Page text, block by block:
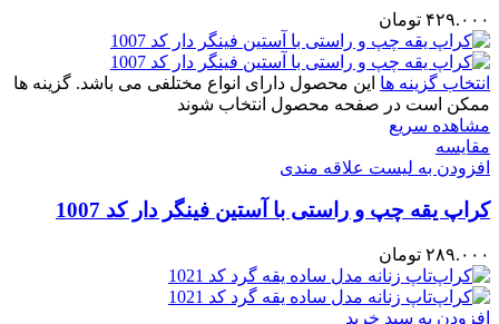
۴۲۹.۰۰۰ تومان
انتخاب گزینه ها این محصول دارای انواع مختلفی می باشد. گزینه ها
ممکن است در صفحه محصول انتخاب شوند
مشاهده سریع
مقایسه
افزودن به لیست علاقه مندی
کراپ یقه چپ و راستی با آستین فینگر دار کد 1007
۲۸۹.۰۰۰ تومان
افزودن به سبد خرید